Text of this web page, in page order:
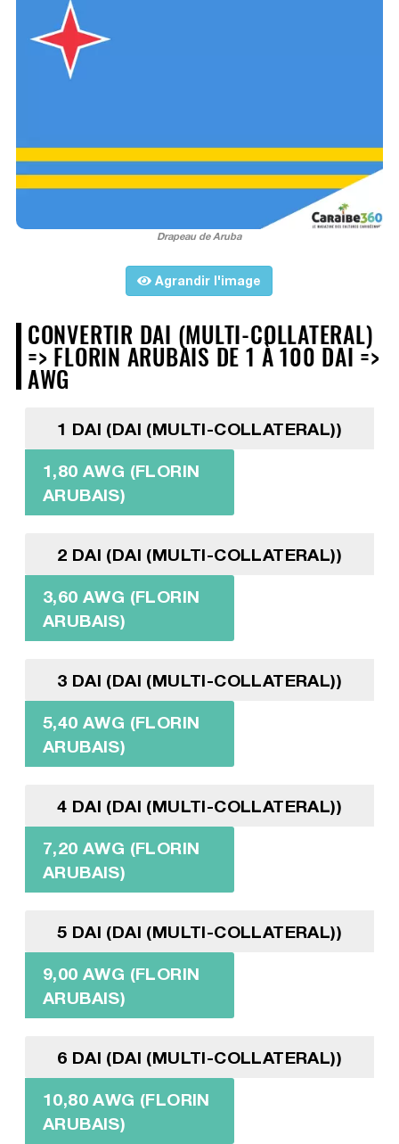
Drapeau de Aruba
Agrandir l'image
CONVERTIR DAI (MULTI-COLLATERAL)
=> FLORIN ARUBAIS DE 1 À 100 DAI =>
AWG
1 DAI (DAI (MULTI-COLLATERAL))
1,80 AWG (FLORIN
ARUBAIS)
2 DAI (DAI (MULTI-COLLATERAL))
3,60 AWG (FLORIN
ARUBAIS)
3 DAI (DAI (MULTI-COLLATERAL))
5,40 AWG (FLORIN
ARUBAIS)
4 DAI (DAI (MULTI-COLLATERAL))
7,20 AWG (FLORIN
ARUBAIS)
5 DAI (DAI (MULTI-COLLATERAL))
9,00 AWG (FLORIN
ARUBAIS)
6 DAI (DAI (MULTI-COLLATERAL))
10,80 AWG (FLORIN
ARUBAIS)